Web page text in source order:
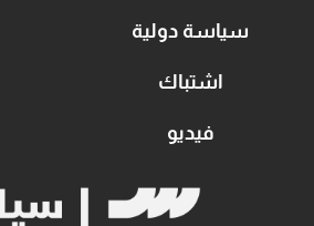
سياسة دولية
اشتباك
فيديو